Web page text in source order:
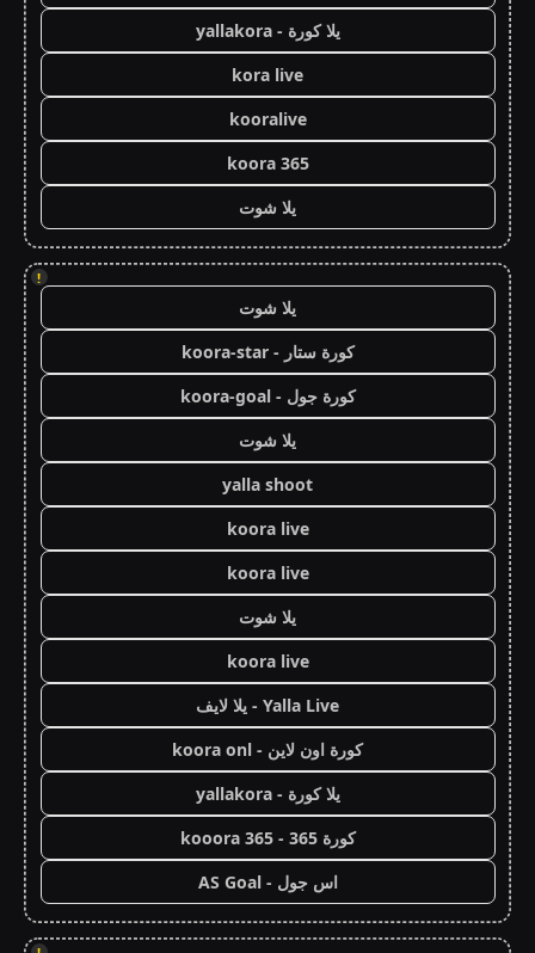
يلا كورة - yallakora
kora live
kooralive
koora 365
يلا شوت
!
يلا شوت
كورة ستار - koora-star
كورة جول - koora-goal
يلا شوت
yalla shoot
koora live
koora live
يلا شوت
koora live
Yalla Live - يلا لايف
كورة اون لاين - koora onl
يلا كورة - yallakora
كورة 365 - kooora 365
اس جول - AS Goal